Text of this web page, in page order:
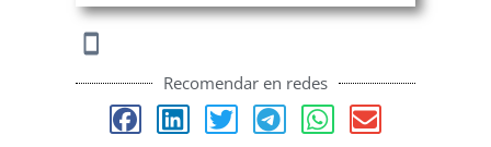
Recomendar en redes